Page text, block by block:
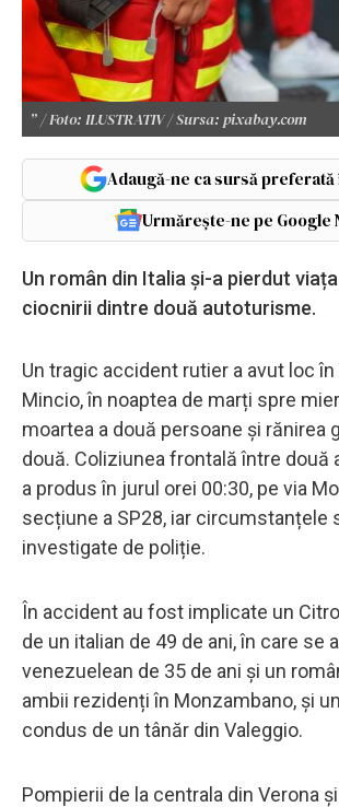
” / Foto: ILUSTRATIV / Sursa: pixabay.com
Adaugă-ne ca sursă preferată
Urmărește-ne pe Google
Un român din Italia și-a pierdut
ciocnirii dintre două autoturisme.
Un tragic accident rutier a avut loc
Mincio, în noaptea de marți spre
moartea a două persoane și rănirea
două. Coliziunea frontală între două
a produs în jurul orei 00:30, pe via
secțiune a SP28, iar circumstanțele
investigate de poliție.
În accident au fost implicate un
de un italian de 49 de ani, în care se
venezuelean de 35 de ani și un
ambii rezidenți în Monzambano, și
condus de un tânăr din Valeggio.
Pompierii de la centrala din Verona